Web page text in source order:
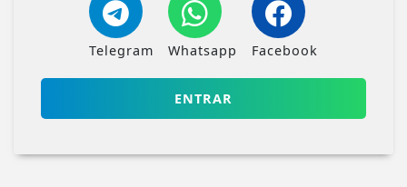
Telegram Whatsapp Facebook
ENTRAR